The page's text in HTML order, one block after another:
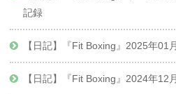
記録
【日記】『Fit Boxing』2025年01
【日記】『Fit Boxing』2024年12